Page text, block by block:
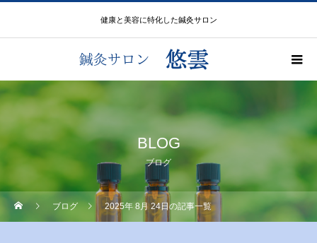
健康と美容に特化した鍼灸サロン
BLOG
ブログ
ブログ 2025年 8月 24日の記事一覧